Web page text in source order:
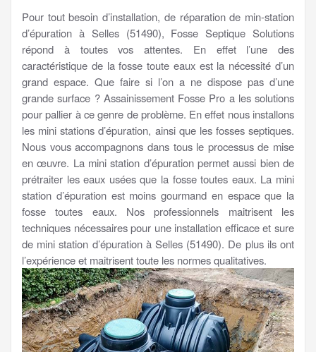
Pour tout besoin d’installation, de réparation de min-station
d’épuration à Selles (51490), Fosse Septique Solutions
répond à toutes vos attentes. En effet l’une des
caractéristique de la fosse toute eaux est la nécessité d’un
grand espace. Que faire si l’on a ne dispose pas d’une
grande surface ? Assainissement Fosse Pro a les solutions
pour pallier à ce genre de problème. En effet nous installons
les mini stations d’épuration, ainsi que les fosses septiques.
Nous vous accompagnons dans tous le processus de mise
en œuvre. La mini station d’épuration permet aussi bien de
prétraiter les eaux usées que la fosse toutes eaux. La mini
station d’épuration est moins gourmand en espace que la
fosse toutes eaux. Nos professionnels maitrisent les
techniques nécessaires pour une installation efficace et sure
de mini station d’épuration à Selles (51490). De plus ils ont
l’expérience et maitrisent toute les normes qualitatives.